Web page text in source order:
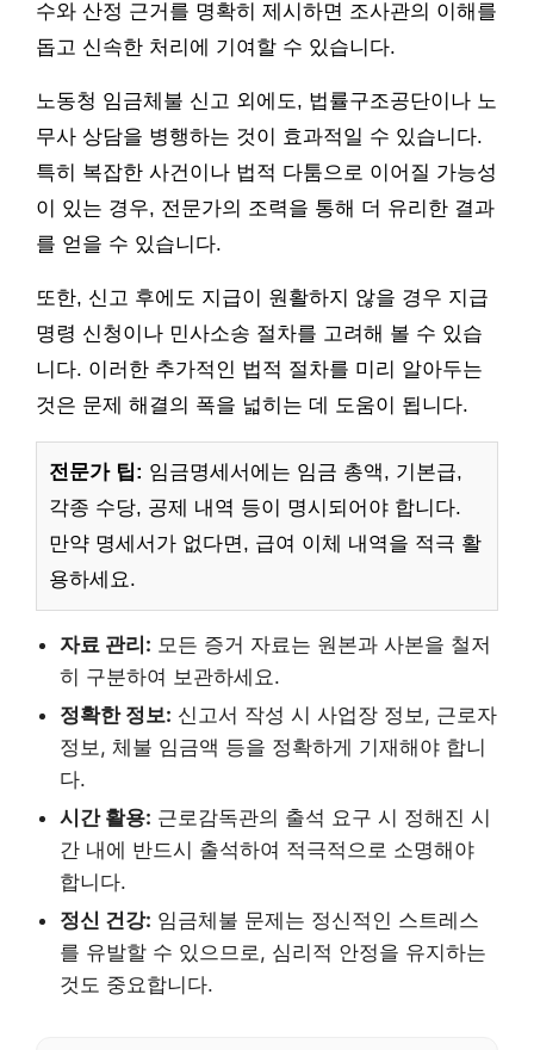
수와 산정 근거를 명확히 제시하면 조사관의 이해를
돕고 신속한 처리에 기여할 수 있습니다.
노동청 임금체불 신고 외에도, 법률구조공단이나 노
무사 상담을 병행하는 것이 효과적일 수 있습니다.
특히 복잡한 사건이나 법적 다툼으로 이어질 가능성
이 있는 경우, 전문가의 조력을 통해 더 유리한 결과
를 얻을 수 있습니다.
또한, 신고 후에도 지급이 원활하지 않을 경우 지급
명령 신청이나 민사소송 절차를 고려해 볼 수 있습
니다. 이러한 추가적인 법적 절차를 미리 알아두는
것은 문제 해결의 폭을 넓히는 데 도움이 됩니다.
전문가 팁: 임금명세서에는 임금 총액, 기본급,
각종 수당, 공제 내역 등이 명시되어야 합니다.
만약 명세서가 없다면, 급여 이체 내역을 적극 활
용하세요.
자료 관리: 모든 증거 자료는 원본과 사본을 철저
히 구분하여 보관하세요.
정확한 정보: 신고서 작성 시 사업장 정보, 근로자
정보, 체불 임금액 등을 정확하게 기재해야 합니
다.
시간 활용: 근로감독관의 출석 요구 시 정해진 시
간 내에 반드시 출석하여 적극적으로 소명해야
합니다.
정신 건강: 임금체불 문제는 정신적인 스트레스
를 유발할 수 있으므로, 심리적 안정을 유지하는
것도 중요합니다.